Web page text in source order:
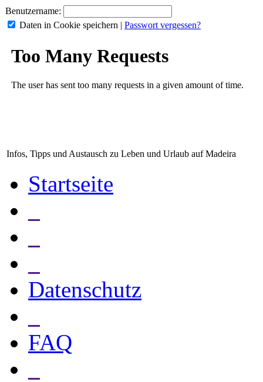
Benutzername:
Daten in Cookie speichern | Passwort vergessen?
Infos, Tipps und Austausch zu Leben und Urlaub auf Madeira
Startseite
Datenschutz
FAQ